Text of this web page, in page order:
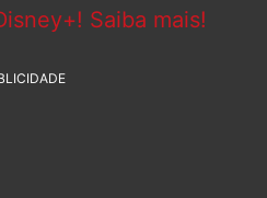
Saiba mais!